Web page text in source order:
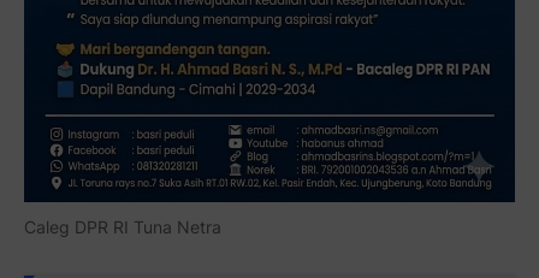
Caleg DPR RI Tuna Netra